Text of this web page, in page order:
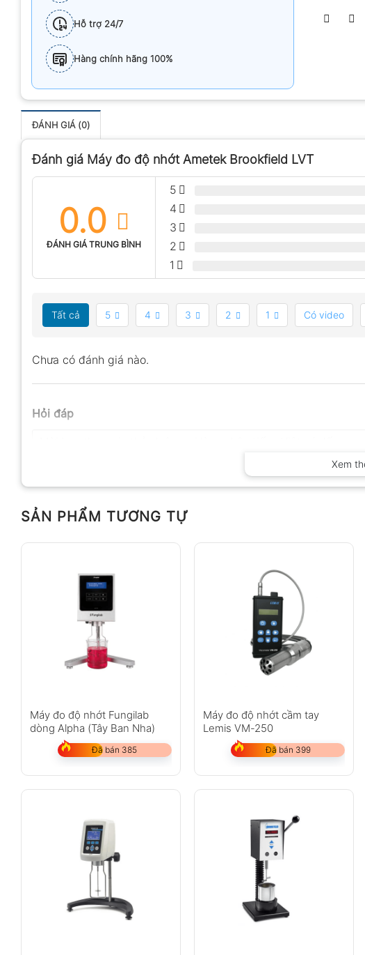
Hỗ trợ 24/7
Hàng chính hãng 100%
ĐÁNH GIÁ (0)
Đánh giá Máy đo độ nhớt Ametek Brookfield LVT
0.0
ĐÁNH GIÁ TRUNG BÌNH
5
4
3
2
1
Tất cả 5 4 3 2 1 Có video
Chưa có đánh giá nào.
Hỏi đáp
Không có bình luận nào
Xem
SẢN PHẨM TƯƠNG TỰ
Máy đo độ nhớt Fungilab
dòng Alpha (Tây Ban Nha)
Đã bán 385
Máy đo độ nhớt cầm tay
Lemis VM-250
Đã bán 399